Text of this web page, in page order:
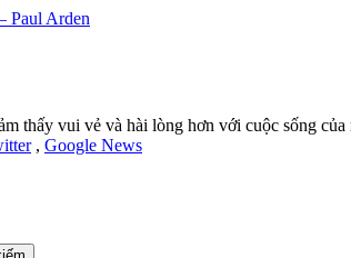
Paul Arden
thấy vui vẻ và hài lòng hơn với cuộc sống của
, Google News